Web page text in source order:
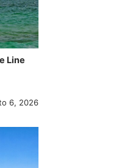
Line
6, 2026